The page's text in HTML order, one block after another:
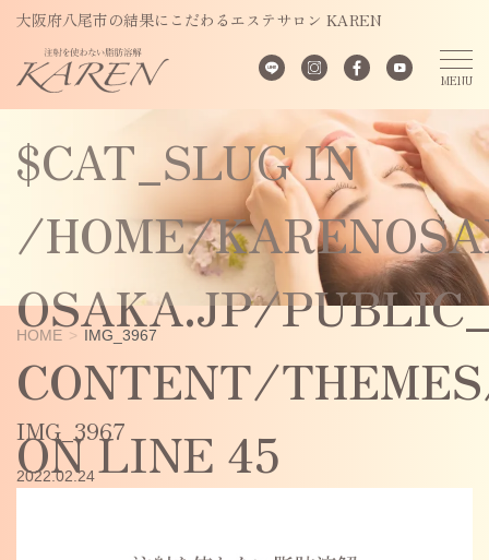
大阪府八尾市の結果にこだわるエステサロン KAREN
VARIABLE
$CAT_SLUG IN
/HOME/
OSAKA.JP/
CONTENT/
ON LINE 45
HOME IMG_3967
IMG_3967
2022.02.24